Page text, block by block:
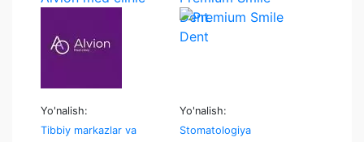
Yo'nalish:
Tibbiy markazlar va
Dent
Yo'nalish:
Stomatologiya